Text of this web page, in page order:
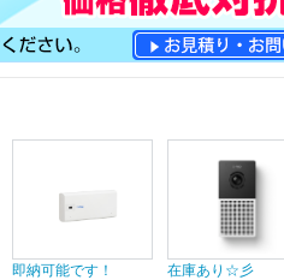
即納可能です！
在庫あり☆彡